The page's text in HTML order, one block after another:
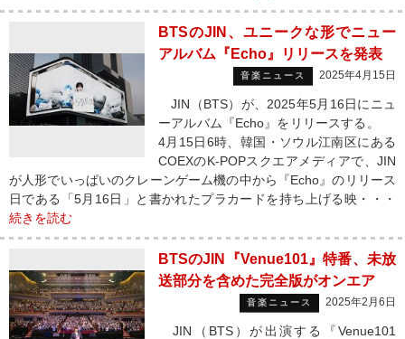
BTSのJIN、ユニークな形でニュー
アルバム『Echo』リリースを発表
音楽ニュース 2025年4月15日
JIN（BTS）が、2025年5月16日にニュ
ーアルバム『Echo』をリリースする。
4月15日6時、韓国・ソウル江南区にある
COEXのK-POPスクエアメディアで、JIN
が人形でいっぱいのクレーンゲーム機の中から『Echo』のリリース
日である「5月16日」と書かれたプラカードを持ち上げる映・・・
続きを読む
BTSのJIN『Venue101』特番、未放
送部分を含めた完全版がオンエア
音楽ニュース 2025年2月6日
JIN（BTS）が出演する『Venue101